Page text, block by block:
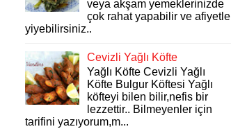
veya akşam yemeklerinizde
çok rahat yapabilir ve afiyetle
yiyebilirsiniz..
Cevizli Yağlı Köfte
Yağlı Köfte Cevizli Yağlı
Köfte Bulgur Köftesi Yağlı
köfteyi bilen bilir,nefis bir
lezzettir.. Bilmeyenler için
tarifini yazıyorum,m...